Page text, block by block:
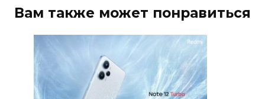
Вам также может понравиться